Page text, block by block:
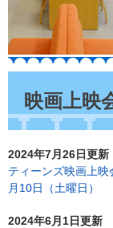
映画上映
2024年7月26日更新
ティーンズ映画上
月10日（土曜日）
2024年6月1日更新